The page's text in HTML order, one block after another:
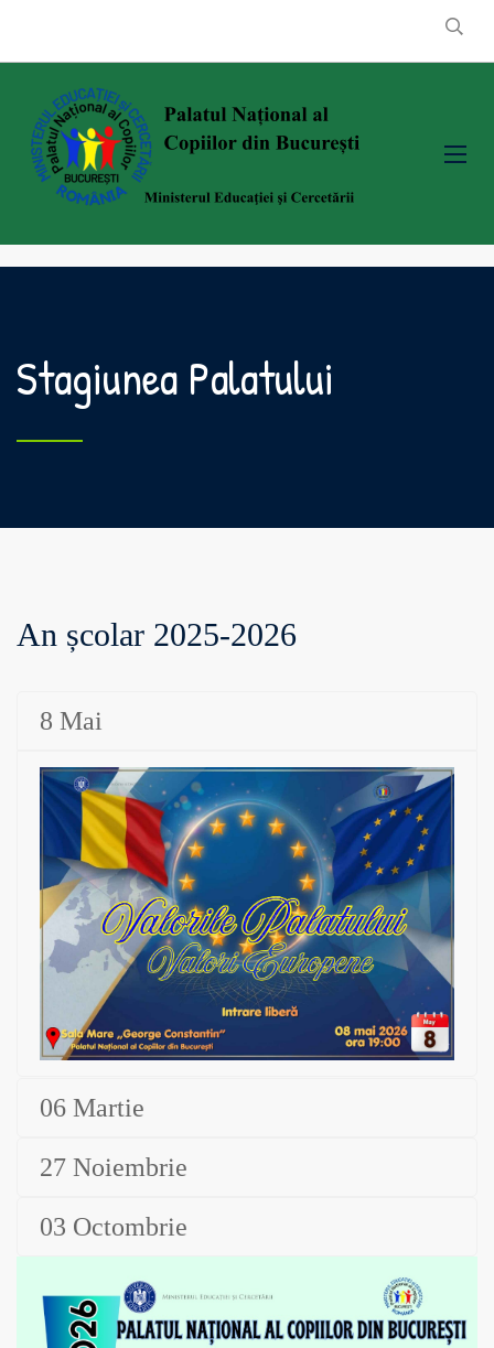
Stagiunea Palatului
An școlar 2025-2026
8 Mai
06 Martie
27 Noiembrie
03 Octombrie